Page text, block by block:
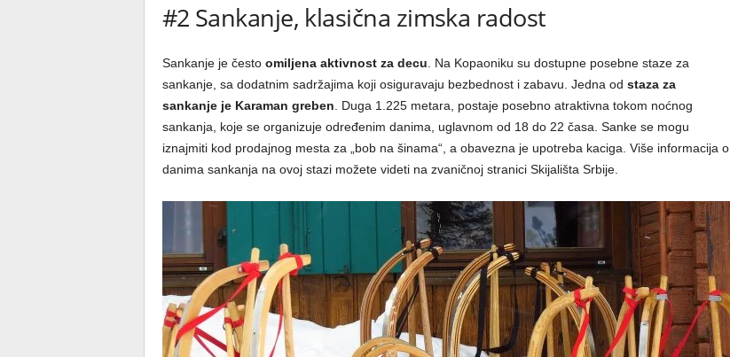
#2 Sankanje, klasična zimska radost
Sankanje je često omiljena aktivnost za decu . Na Kopaoniku su dostupne posebne staze za
sankanje, sa dodatnim sadržajima koji osiguravaju bezbednost i zabavu. Jedna od staza za
sankanje je Karaman greben . Duga 1.225 metara, postaje posebno atraktivna tokom noćnog
sankanja, koje se organizuje određenim danima, uglavnom od 18 do 22 časa. Sanke se mogu
iznajmiti kod prodajnog mesta za „bob na šinama“, a obavezna je upotreba kaciga. Više informacija o
danima sankanja na ovoj stazi možete videti na zvaničnoj stranici Skijališta Srbije.